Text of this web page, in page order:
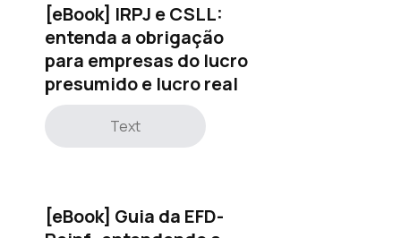
[eBook] IRPJ e CSLL:
entenda a obrigação
para empresas do lucro
presumido e lucro real
Text
[eBook] Guia da EFD-